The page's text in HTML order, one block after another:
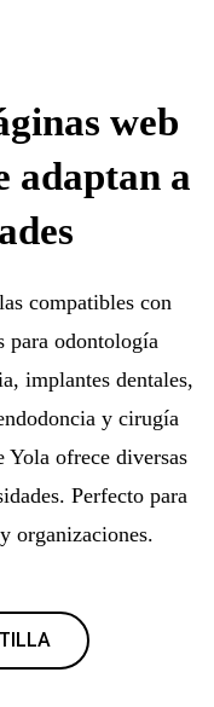
web
adaptan a
compatibles con
para odontología
implantes dentales,
y cirugía
Yola ofrece diversas
Perfecto para
organizaciones.